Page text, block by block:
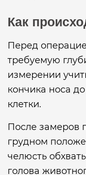
Как
Перед
требуемую
измерении
кончика носа
клетки.
После замеров
грудном
челюсть
голова